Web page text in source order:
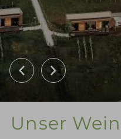
Unser